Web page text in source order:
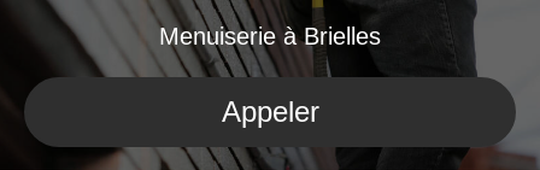
Menuiserie à Brielles
Appeler